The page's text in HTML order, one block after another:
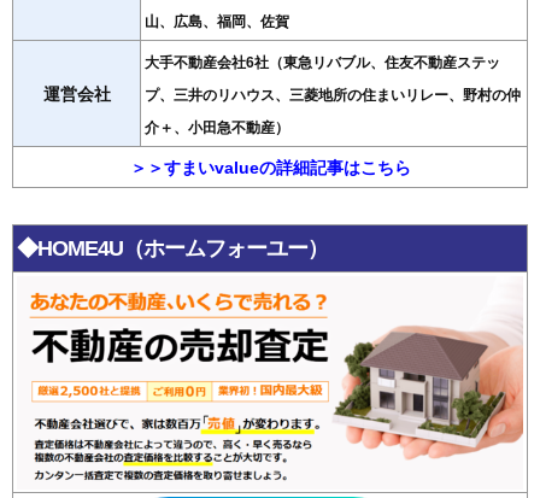
山、広島、福岡、佐賀
運営会社
大手不動産会社6社（東急リバブル、住友不動産ステッ
プ、三井のリハウス、三菱地所の住まいリレー、野村の仲
介＋、小田急不動産）
＞＞すまいvalueの詳細記事はこちら
◆HOME4U（ホームフォーユー）